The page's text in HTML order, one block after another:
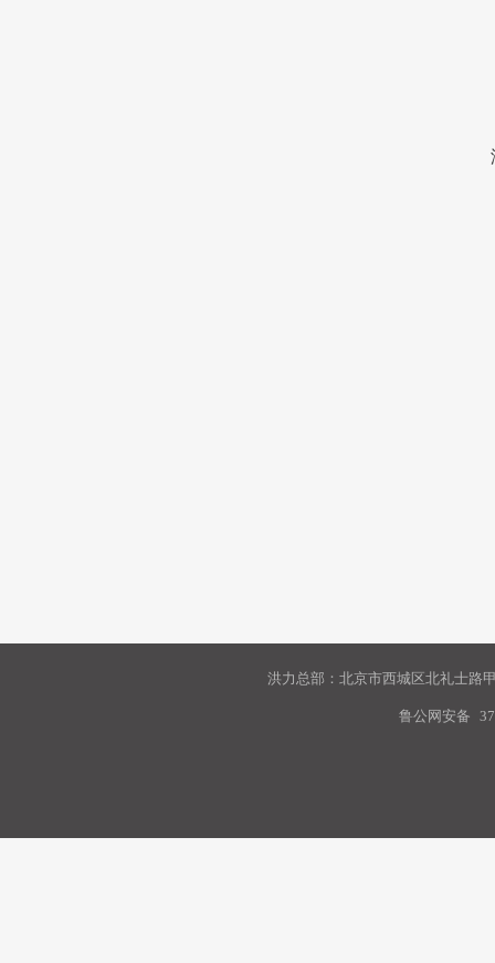
洪力总部：北京市西城区北礼士路
鲁公网安备